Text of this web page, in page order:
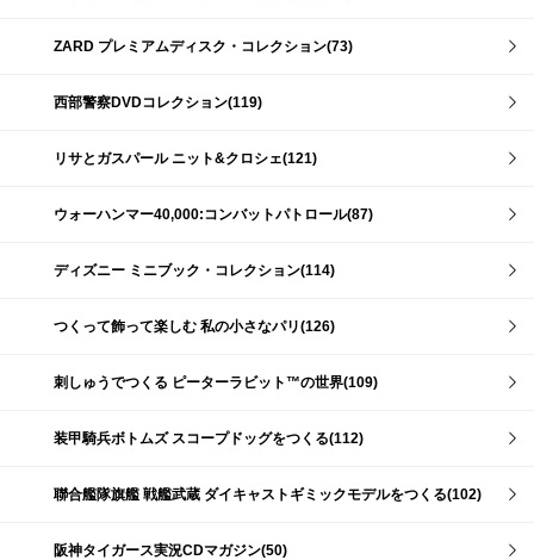
ZARD プレミアムディスク・コレクション(73)
西部警察DVDコレクション(119)
リサとガスパール ニット&クロシェ(121)
ウォーハンマー40,000:コンバットパトロール(87)
ディズニー ミニブック・コレクション(114)
つくって飾って楽しむ 私の小さなパリ(126)
刺しゅうでつくる ピーターラビット™の世界(109)
装甲騎兵ボトムズ スコープドッグをつくる(112)
聯合艦隊旗艦 戦艦武蔵 ダイキャストギミックモデルをつくる(102)
阪神タイガース実況CDマガジン(50)